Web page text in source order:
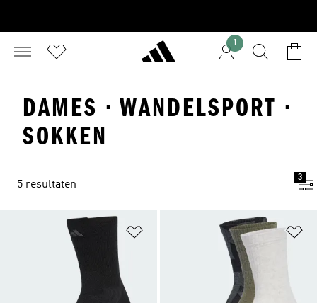
1
DAMES · WANDELSPORT ·
SOKKEN
5 resultaten
3
Op verlanglijst zetten